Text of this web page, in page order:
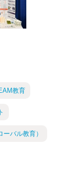
教育
ーバル教育）